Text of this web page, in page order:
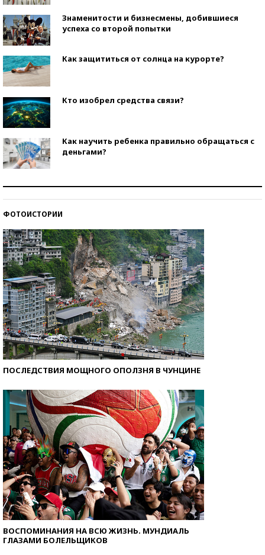
Знаменитости и бизнесмены, добившиеся
успеха со второй попытки
Как защититься от солнца на курорте?
Кто изобрел средства связи?
Как научить ребенка правильно обращаться с
деньгами?
ФОТОИСТОРИИ
ПОСЛЕДСТВИЯ МОЩНОГО ОПОЛЗНЯ В ЧУНЦИНЕ
ВОСПОМИНАНИЯ НА ВСЮ ЖИЗНЬ. МУНДИАЛЬ
ГЛАЗАМИ БОЛЕЛЬЩИКОВ